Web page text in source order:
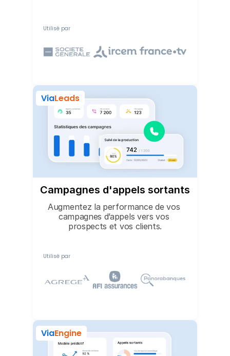
Utilisé par
ViaLeads
Campagnes d'appels sortants
Augmentez la performance de vos
campagnes d’appels vers vos
prospects et vos clients.
Utilisé par
ViaEngine